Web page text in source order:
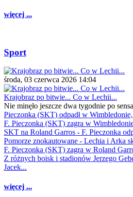
więcej ...
Sport
środa, 03 czerwca 2026 14:04
Krajobraz po bitwie... Co w Lechii...
Nie minęło jeszcze dwa tygodnie po
Pieczonka (SKT) odpadł w
F. Pieczonka (SKT) zagra w
SKT na Roland Garros - F. Pieczonka
Pomorze znokautowane - Lechia i Arka
F. Pieczonka (SKT) zagra w Roland
Z różnych boisk i stadionów Jerzego
Jacek...
więcej ...